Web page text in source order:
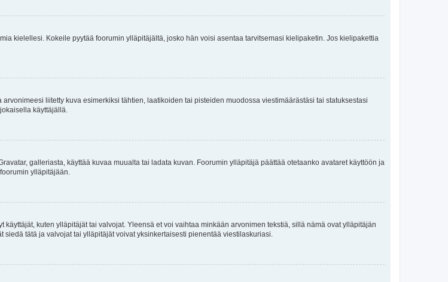
kielellesi. Kokeile pyytää foorumin ylläpitäjältä, josko hän voisi asentaa tarvitsemasi kielipaketin. Jos kielipakettia
liitetty kuva esimerkiksi tähtien, laatikoiden tai pisteiden muodossa viestimäärästäsi tai statuksestasi
käyttäjällä.
galleriasta, käyttää kuvaa muualta tai ladata kuvan. Foorumin ylläpitäjä päättää otetaanko avataret käyttöön ja
ylläpitäjään.
kuten ylläpitäjät tai valvojat. Yleensä et voi vaihtaa minkään arvonimen tekstiä, sillä nämä ovat ylläpitäjän
tätä ja valvojat tai ylläpitäjät voivat yksinkertaisesti pienentää viestilaskuriasi.